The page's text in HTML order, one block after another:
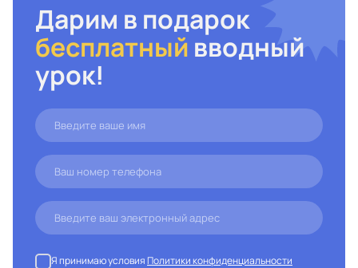
Дарим в подарок
бесплатный вводный
урок!
Я принимаю условияПолитики конфиденциальности